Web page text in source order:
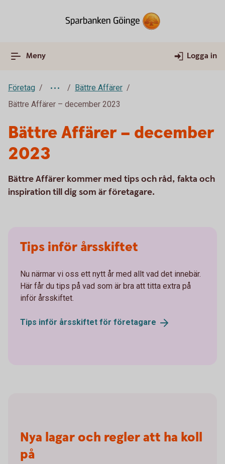
Meny Logga in
Företag
Bättre Affärer
Bättre Affärer – december 2023
Bättre Affärer – december
2023
Bättre Affärer kommer med tips och råd, fakta och
inspiration till dig som är företagare.
Tips inför årsskiftet
Nu närmar vi oss ett nytt år med allt vad det innebär.
Här får du tips på vad som är bra att titta extra på
inför årsskiftet.
Tips inför årsskiftet för företagare
Nya lagar och regler att ha koll
på